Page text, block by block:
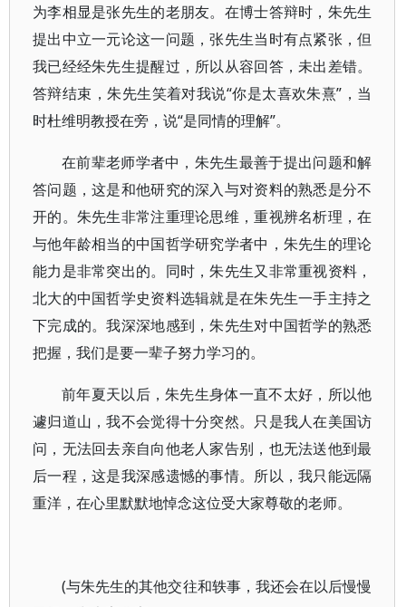
为李相显是张先生的老朋友。在博士答辩时，朱先生
提出中立一元论这一问题，张先生当时有点紧张，但
我已经经朱先生提醒过，所以从容回答，未出差错。
答辩结束，朱先生笑着对我说“你是太喜欢朱熹”，当
时杜维明教授在旁，说“是同情的理解”。
在前辈老师学者中，朱先生最善于提出问题和解
答问题，这是和他研究的深入与对资料的熟悉是分不
开的。朱先生非常注重理论思维，重视辨名析理，在
与他年龄相当的中国哲学研究学者中，朱先生的理论
能力是非常突出的。同时，朱先生又非常重视资料，
北大的中国哲学史资料选辑就是在朱先生一手主持之
下完成的。我深深地感到，朱先生对中国哲学的熟悉
把握，我们是要一辈子努力学习的。
前年夏天以后，朱先生身体一直不太好，所以他
遽归道山，我不会觉得十分突然。只是我人在美国访
问，无法回去亲自向他老人家告别，也无法送他到最
后一程，这是我深感遗憾的事情。所以，我只能远隔
重洋，在心里默默地悼念这位受大家尊敬的老师。
(与朱先生的其他交往和轶事，我还会在以后慢慢